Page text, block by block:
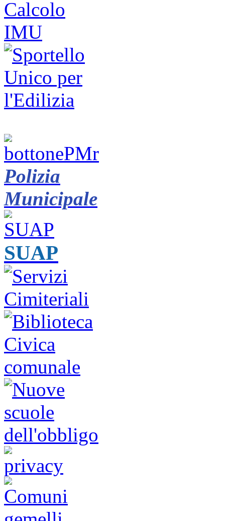
Polizia
Municipale
SUAP